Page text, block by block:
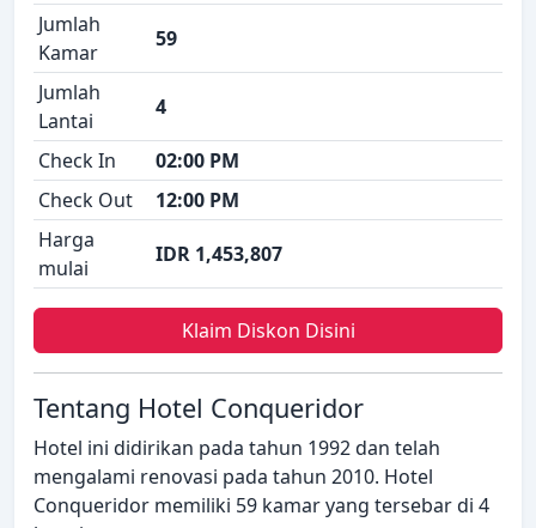
Jumlah
Kamar
59
Jumlah
Lantai
4
Check In
02:00 PM
Check Out
12:00 PM
Harga
mulai
IDR 1,453,807
Klaim Diskon Disini
Tentang Hotel Conqueridor
Hotel ini didirikan pada tahun 1992 dan telah
mengalami renovasi pada tahun 2010. Hotel
Conqueridor memiliki 59 kamar yang tersebar di 4